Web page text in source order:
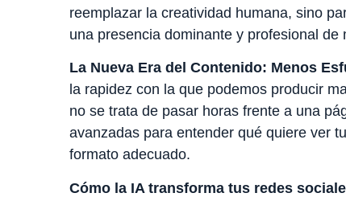
reemplazar la creatividad humana, sino
una presencia dominante y profesional de
La Nueva Era del Contenido: Menos
la rapidez con la que podemos producir
no se trata de pasar horas frente a una
avanzadas para entender qué quiere ver
formato adecuado.
Cómo la IA transforma tus redes